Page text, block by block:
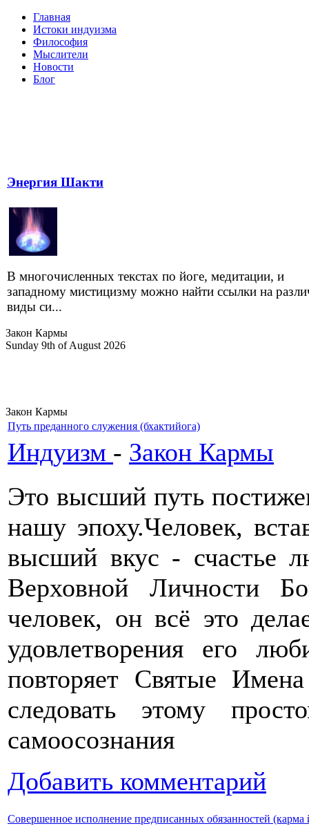
Главная
Истоки индуизма
Философия
Мыслители
Новости
Блог
Энергия Шакти
В многочисленных текстах по йоге, медитации, и
западному мистицизму можно найти ссылки на
виды си...
Закон Кармы
Sunday 9th of August 2026
Закон Кармы
Путь преданного служения (бхактийога)
Индуизм - Закон Кармы
Это высший путь
нашу эпоху.Человек,
высший вкус - счастье
Верховной Личности
человек, он всё это
удовлетворения его
повторяет Святые
следовать этому
самоосознания
Добавить комментарий
Совершенное исполнение предписанных обязанностей (карма